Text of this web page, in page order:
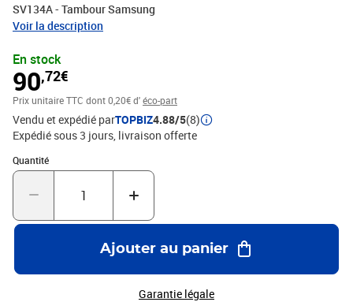
SV134A - Tambour Samsung
Voir la description
En stock
90,72€
Prix unitaire TTC dont 0,20€ d'éco-part
Vendu et expédié parTOPBIZ4.88/5(8)
Expédié sous 3 jours livraison offerte
Quantité
Quantité : 1
Ajouter au panier
Garantie légale